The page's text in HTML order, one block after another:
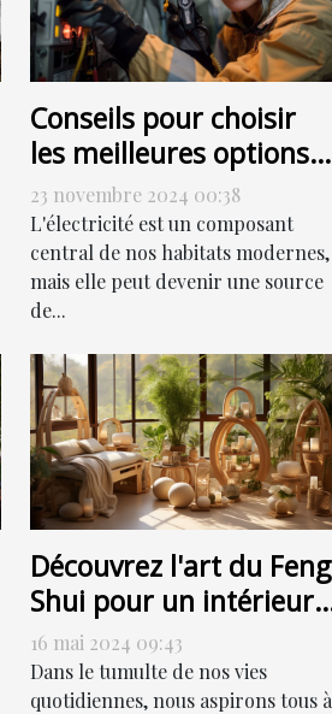
Conseils pour choisir
les meilleures options
de dépannage
électrique
23 novembre 2024 00:38
L'électricité est un composant
central de nos habitats modernes,
mais elle peut devenir une source
de...
Découvrez l'art du Feng
Shui pour un intérieur
harmonieux
16 mai 2024 09:43
Dans le tumulte de nos vies
quotidiennes, nous aspirons tous à